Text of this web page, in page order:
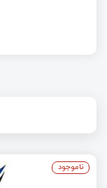
ناموجود